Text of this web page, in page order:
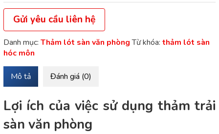
Gửi yêu cầu liên hệ
Danh mục: Thảm lót sàn văn phòng Từ khóa: thảm lót sàn
hóc môn
Mô tả Đánh giá (0)
Lợi ích của việc sử dụng thảm trải
sàn văn phòng